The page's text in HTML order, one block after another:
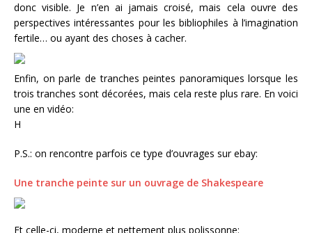
donc visible. Je n’en ai jamais croisé, mais cela ouvre des
perspectives intéressantes pour les bibliophiles à l’imagination
fertile… ou ayant des choses à cacher.
Enfin, on parle de tranches peintes panoramiques lorsque les
trois tranches sont décorées, mais cela reste plus rare. En voici
une en vidéo:
H
P.S.: on rencontre parfois ce type d’ouvrages sur ebay:
Une tranche peinte sur un ouvrage de Shakespeare
Et celle-ci, moderne et nettement plus polissonne: